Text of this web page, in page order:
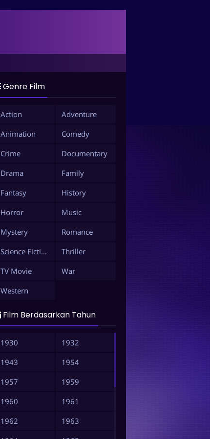
Genre Film
Action
Adventure
Animation
Comedy
Crime
Documentary
Drama
Family
Fantasy
History
Horror
Music
Mystery
Romance
Science Fiction
Thriller
TV Movie
War
Western
Film Berdasarkan Tahun
1930
1932
1943
1954
1957
1959
1960
1961
1962
1963